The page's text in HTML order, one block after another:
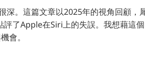
。這篇文章以2025年的視角回顧，
了Apple在Siri上的失誤。我想藉這個
會。